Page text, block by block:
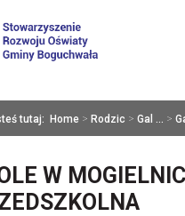
tutaj: Home > Rodzic > Gal ... >
W